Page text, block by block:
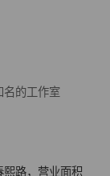
名的工作室
路，营业面积